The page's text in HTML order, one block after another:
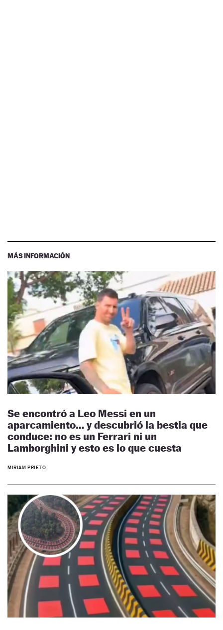
MÁS INFORMACIÓN
Se encontró a Leo Messi en un
aparcamiento… y descubrió la bestia que
conduce: no es un Ferrari ni un
Lamborghini y esto es lo que cuesta
MIRIAM PRIETO